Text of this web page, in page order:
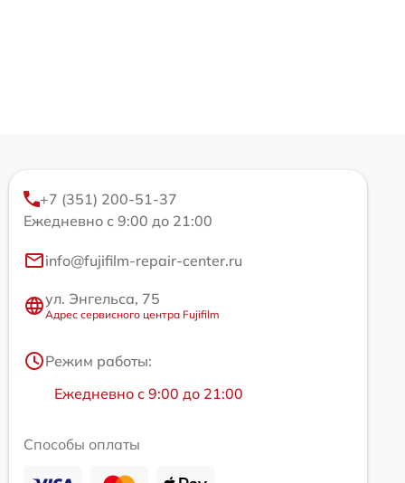
+7 (351) 200-51-37
Ежедневно с 9:00 до 21:00
info@fujifilm-repair-center.ru
ул. Энгельса, 75
Адрес сервисного центра Fujifilm
Режим работы:
Ежедневно с 9:00 до 21:00
Способы оплаты